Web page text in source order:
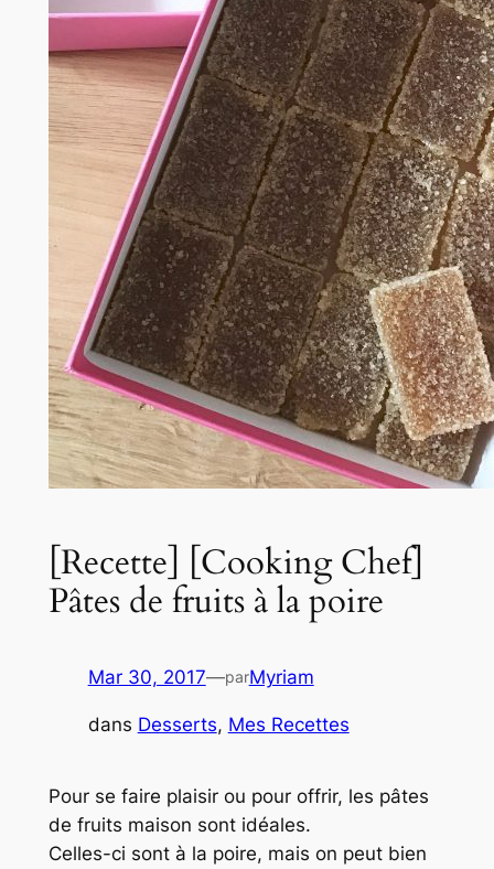
[Recette] [Cooking Chef]
Pâtes de fruits à la poire
Mar 30, 2017—parMyriam
dans Desserts, Mes Recettes
Pour se faire plaisir ou pour offrir, les pâtes
de fruits maison sont idéales.
Celles-ci sont à la poire, mais on peut bien